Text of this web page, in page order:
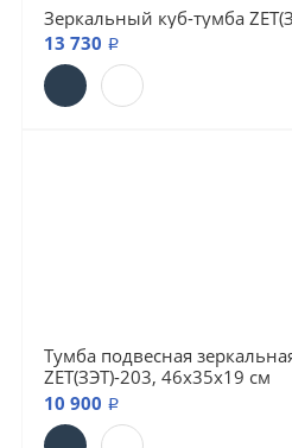
Зеркальный куб-тумба
13 730 ₽
Тумба подвесная
ZET(ЗЭТ)-203, 46х35х19 см
10 900 ₽